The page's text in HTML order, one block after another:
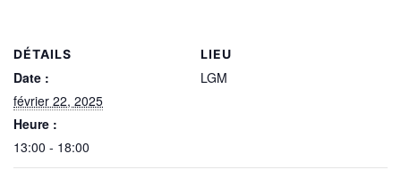
DÉTAILS
Date :
février 22, 2025
Heure :
13:00 - 18:00
LIEU
LGM